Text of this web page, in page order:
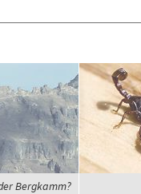
Bergkamm?